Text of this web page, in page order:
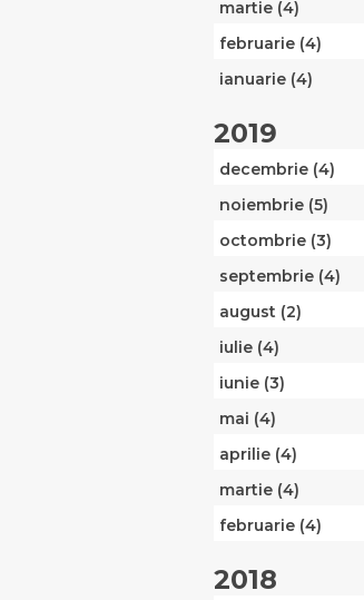
martie (4)
februarie (4)
ianuarie (4)
2019
decembrie (4)
noiembrie (5)
octombrie (3)
septembrie (4)
august (2)
iulie (4)
iunie (3)
mai (4)
aprilie (4)
martie (4)
februarie (4)
2018